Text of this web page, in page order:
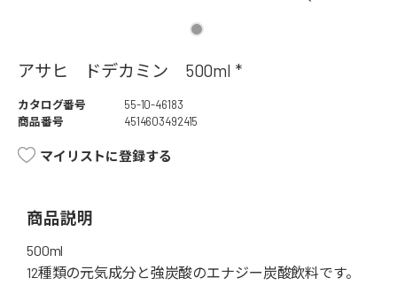
アサヒ ドデカミン 500ml *
カタログ番号
55-10-46183
商品番号
4514603492415
マイリストに登録する
商品説明
500ml
12種類の元気成分と強炭酸のエナジー炭酸飲料です。